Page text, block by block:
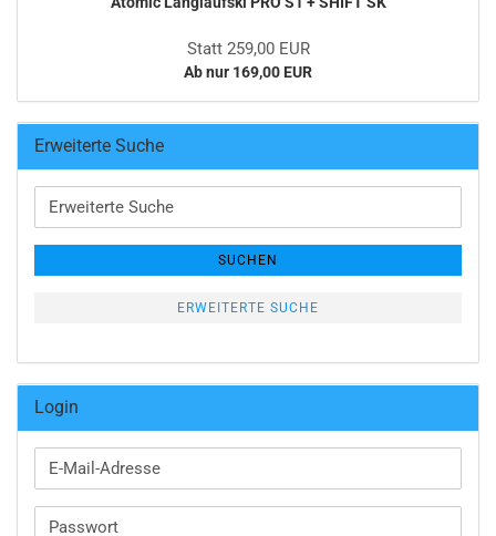
Statt 259,00 EUR
Ab nur 169,00 EUR
Erweiterte Suche
Erweiterte
Suche
SUCHEN
ERWEITERTE SUCHE
Login
E-
Mail-
Passwort